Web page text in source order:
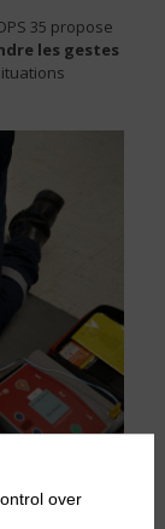
35 propose
les gestes
over